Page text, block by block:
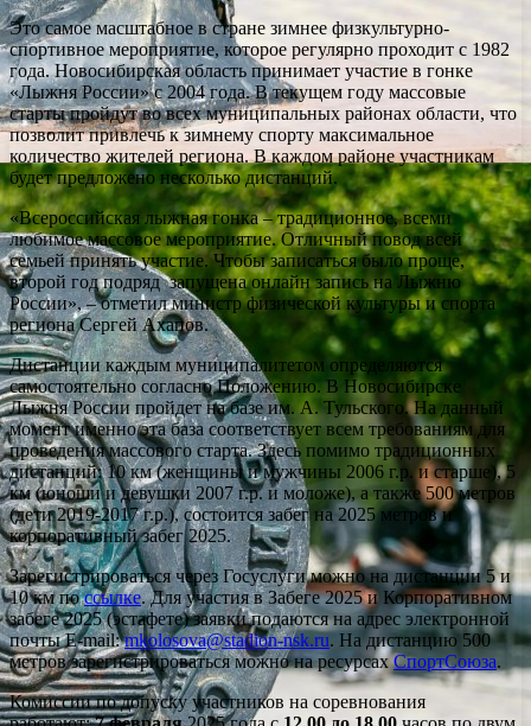
Это самое масштабное в стране зимнее физкультурно-
спортивное мероприятие, которое регулярно проходит с 1982
года. Новосибирская область принимает участие в гонке
«Лыжня России» с 2004 года. В текущем году массовые
старты пройдут во всех муниципальных районах области, что
позволит привлечь к зимнему спорту максимальное
количество жителей региона. В каждом районе участникам
будет предложено несколько дистанций.
«Всероссийская лыжная гонка – традиционное, всеми
любимое массовое мероприятие. Отличный повод всей
семьей принять участие. Чтобы записаться было проще,
второй год подряд запущена онлайн запись на Лыжню
России», – отметил министр физической культуры и спорта
региона Сергей Ахапов.
Дистанции каждым муниципалитетом определяются
самостоятельно согласно Положению. В Новосибирске
Лыжня России пройдет на базе им. А. Тульского. На данный
момент именно эта база соответствует всем требованиям для
проведения массового старта. Здесь помимо традиционных
дистанций: 10 км (женщины и мужчины 2006 г.р. и старше), 5
км (юноши и девушки 2007 г.р. и моложе), а также 500 метров
(дети 2019-2017 г.р.), состоится забег на 2025 метров и
корпоративный забег 2025.
Зарегистрироваться через Госуслуги можно на дистанции 5 и
10 км поссылке. Для участия в Забеге 2025 и Корпоративном
забеге 2025 (эстафете) заявки подаются на адрес электронной
почты E-mail:mkolosova@stadion-nsk.ru. На дистанцию 500
метров зарегистрироваться можно на ресурсахСпортСоюза.
Комиссии по допуску участников на соревнования